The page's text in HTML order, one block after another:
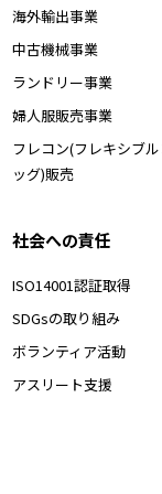
海外輸出事業
中古機械事業
ランドリー事業
婦人服販売事業
フレコン(フレキシブ
ッグ)販売
社会への責任
ISO14001認証取得
SDGsの取り組み
ボランティア活動
アスリート支援